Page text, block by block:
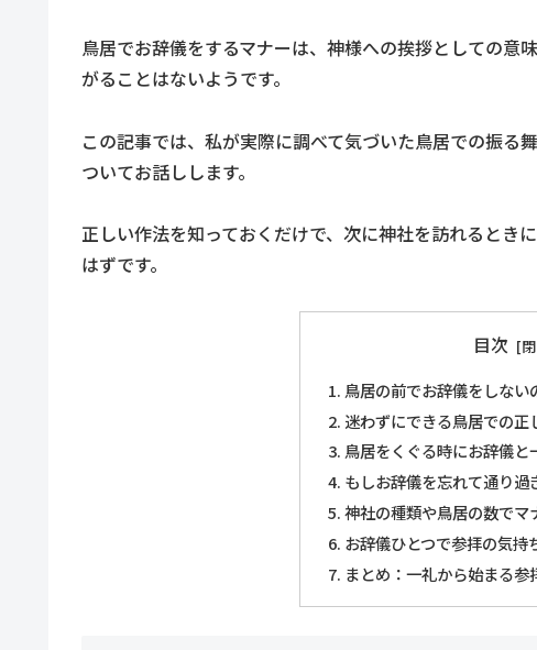
鳥居でお辞儀をするマナーは、神様への挨拶としての意
がることはないようです。
この記事では、私が実際に調べて気づいた鳥居での振る
ついてお話しします。
正しい作法を知っておくだけで、次に神社を訪れるとき
はずです。
目次
鳥居の前でお辞儀をしない
迷わずにできる鳥居での
鳥居をくぐる時にお辞儀
もしお辞儀を忘れて通り過
神社の種類や鳥居の数でマ
お辞儀ひとつで参拝の気持
まとめ：一礼から始まる